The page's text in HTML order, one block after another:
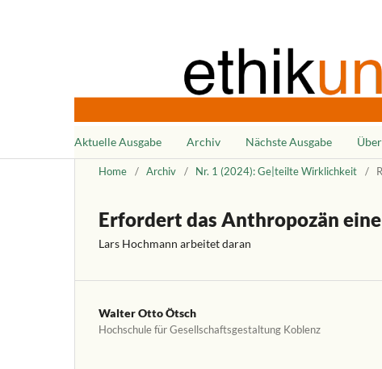
Aktuelle Ausgabe Archiv Nächste Ausgabe
Home / Archiv / Nr. 1 (2024): Ge|teilte Wirklichkeit /
Erfordert das Anthropozän
Lars Hochmann arbeitet daran
Walter Otto Ötsch
Hochschule für Gesellschaftsgestaltung Koblenz